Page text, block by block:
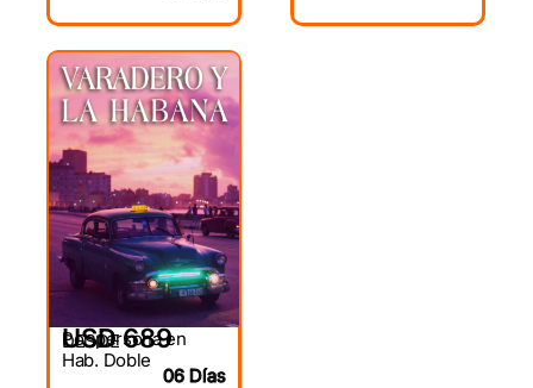
DESDE
USD 689
Por persona en
Hab. Doble
06 Días